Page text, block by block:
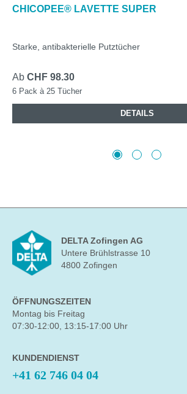
CHICOPEE® LAVETTE SUPER
Starke, antibakterielle Putztücher
Ab CHF 98.30
6 Pack à 25 Tücher
DETAILS
DELTA Zofingen AG
Untere Brühlstrasse 10
4800 Zofingen
ÖFFNUNGSZEITEN
Montag bis Freitag
07:30-12:00, 13:15-17:00 Uhr
KUNDENDIENST
+41 62 746 04 04